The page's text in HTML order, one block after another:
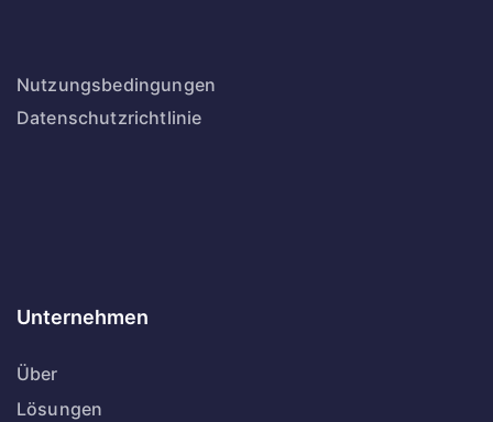
Nutzungsbedingungen
Datenschutzrichtlinie
Unternehmen
Über
Lösungen